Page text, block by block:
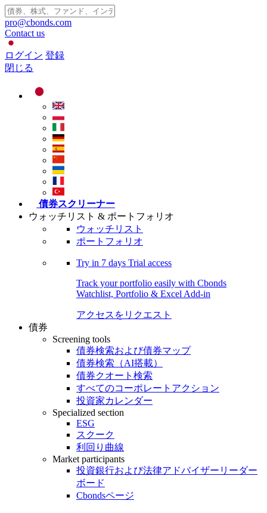
pro@cbonds.com
Contact us
ログイン 登録
閉じる
債券スクリーナー
ウォッチリスト & ポートフォリオ
ウォッチリスト
ポートフォリオ
Try in 7 days Trial access
Track your portfolio easily with Cbonds
Watchlist, Portfolio & Excel Add-in
アクセスをリクエスト
債券
Screening tools
債券検索および債券マップ
債券検索（AI搭載）
債券クオート検索
すべてのコーポレートアクション
投資家カレンダー
Specialized section
ESG
スクーク
利回り曲線
Market participants
投資銀行および法律アドバイザーリーダー
ボード
Cbondsページ